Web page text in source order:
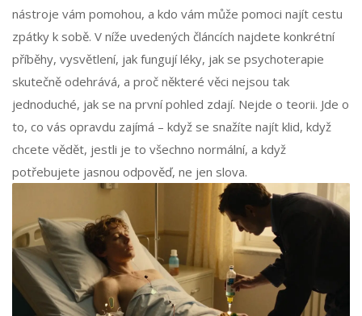
nástroje vám pomohou, a kdo vám může pomoci najít cestu
zpátky k sobě. V níže uvedených článcích najdete konkrétní
příběhy, vysvětlení, jak fungují léky, jak se psychoterapie
skutečně odehrává, a proč některé věci nejsou tak
jednoduché, jak se na první pohled zdají. Nejde o teorii. Jde o
to, co vás opravdu zajímá – když se snažíte najít klid, když
chcete vědět, jestli je to všechno normální, a když
potřebujete jasnou odpověď, ne jen slova.